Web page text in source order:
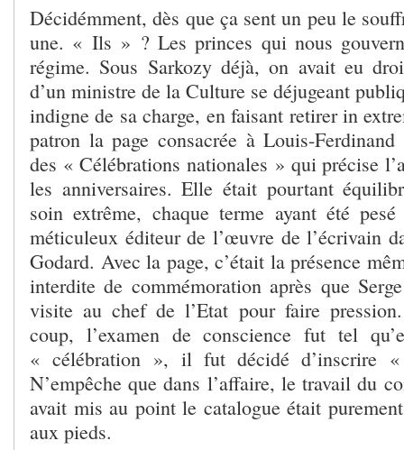
Décidémment, dès que ça sent un peu le
une. « Ils » ? Les princes qui nous
régime. Sous Sarkozy déjà, on avait eu
d’un ministre de la Culture se déjugeant
indigne de sa charge, en faisant retirer in
patron la page consacrée à Louis-
des « Célébrations nationales » qui précise
les anniversaires. Elle était pourtant
soin extrême, chaque terme ayant été
méticuleux éditeur de l’œuvre de l’écrivain
Godard. Avec la page, c’était la présence
interdite de commémoration après que
visite au chef de l’Etat pour faire
coup, l’examen de conscience fut tel
« célébration », il fut décidé d’inscrire «
N’empêche que dans l’affaire, le travail du
avait mis au point le catalogue était
aux pieds.